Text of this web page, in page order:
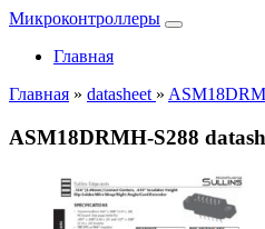
Микроконтроллеры
Главная
Главная » datasheet »
ASM18DRMH-S288